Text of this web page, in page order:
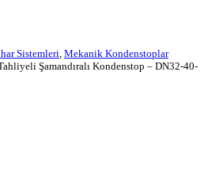
Sistemleri, Mekanik Kondenstoplar
Şamandıralı Kondenstop – DN32-40-